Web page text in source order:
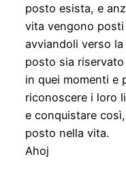
posto esista, e
vita vengono posti
avviandoli verso
posto sia
in quei momenti e
riconoscere i loro
e conquistare
posto nella vita.
Ahoj